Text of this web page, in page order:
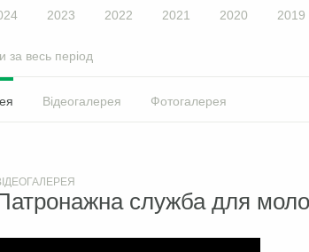
2023 2022 2021 2020 2019
за весь період
Відеогалерея Фотогалерея
служба для